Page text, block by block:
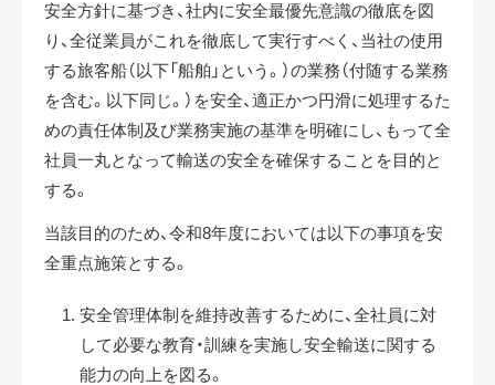
安全方針に基づき、社内に安全最優先意識の徹底を図
り、全従業員がこれを徹底して実行すべく、当社の使用
する旅客船（以下「船舶」という。）の業務（付随する業務
を含む。以下同じ。）を安全、適正かつ円滑に処理するた
めの責任体制及び業務実施の基準を明確にし、もって全
社員一丸となって輸送の安全を確保することを目的と
する。
当該目的のため、令和8年度においては以下の事項を安
全重点施策とする。
安全管理体制を維持改善するために、全社員に対
して必要な教育・訓練を実施し安全輸送に関する
能力の向上を図る。